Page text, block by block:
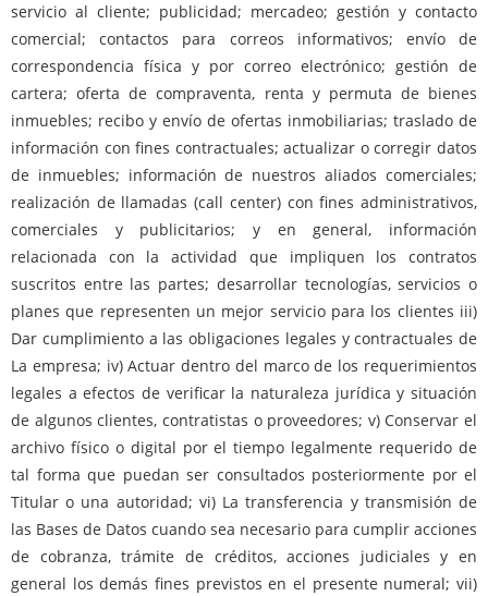
servicio al cliente; publicidad; mercadeo; gestión y contacto
comercial; contactos para correos informativos; envío de
correspondencia física y por correo electrónico; gestión de
cartera; oferta de compraventa, renta y permuta de bienes
inmuebles; recibo y envío de ofertas inmobiliarias; traslado de
información con fines contractuales; actualizar o corregir datos
de inmuebles; información de nuestros aliados comerciales;
realización de llamadas (call center) con fines administrativos,
comerciales y publicitarios; y en general, información
relacionada con la actividad que impliquen los contratos
suscritos entre las partes; desarrollar tecnologías, servicios o
planes que representen un mejor servicio para los clientes iii)
Dar cumplimiento a las obligaciones legales y contractuales de
La empresa; iv) Actuar dentro del marco de los requerimientos
legales a efectos de verificar la naturaleza jurídica y situación
de algunos clientes, contratistas o proveedores; v) Conservar el
archivo físico o digital por el tiempo legalmente requerido de
tal forma que puedan ser consultados posteriormente por el
Titular o una autoridad; vi) La transferencia y transmisión de
las Bases de Datos cuando sea necesario para cumplir acciones
de cobranza, trámite de créditos, acciones judiciales y en
general los demás fines previstos en el presente numeral; vii)